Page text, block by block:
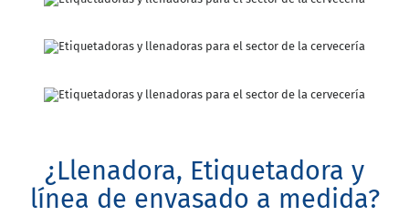
¿Llenadora, Etiquetadora y
línea de envasado a medida?